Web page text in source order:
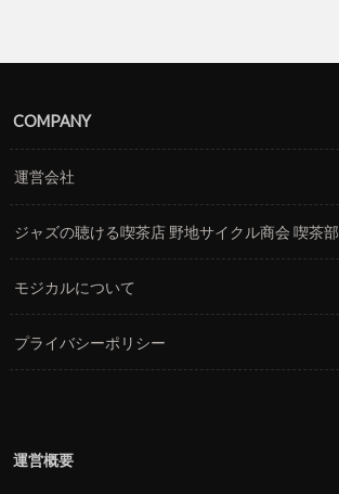
COMPANY
運営会社
ジャズの聴ける喫茶店 野地サイクル商会 喫茶部
モジカルについて
プライバシーポリシー
運営概要